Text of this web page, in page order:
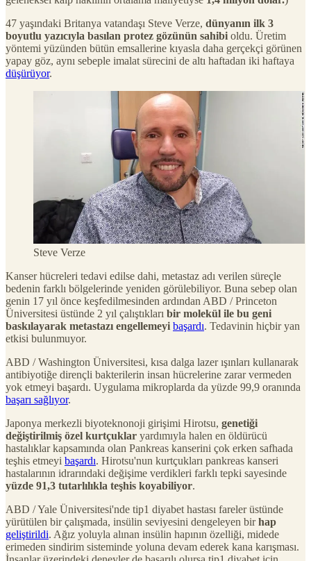
47 yaşındaki Britanya vatandaşı Steve Verze, dünyanın ilk 3
boyutlu yazıcıyla basılan protez gözünün sahibi oldu. Üretim
yöntemi yüzünden bütün emsallerine kıyasla daha gerçekçi görünen
yapay göz, aynı sebeple imalat sürecini de altı haftadan iki haftaya
düşürüyor.
Steve Verze
Kanser hücreleri tedavi edilse dahi, metastaz adı verilen süreçle
bedenin farklı bölgelerinde yeniden görülebiliyor. Buna sebep olan
genin 17 yıl önce keşfedilmesinden ardından ABD / Princeton
Üniversitesi üstünde 2 yıl çalıştıkları bir molekül ile bu geni
baskılayarak metastazı engellemeyi başardı. Tedavinin hiçbir yan
etkisi bulunmuyor.
ABD / Washington Üniversitesi, kısa dalga lazer ışınları kullanarak
antibiyotiğe dirençli bakterilerin insan hücrelerine zarar vermeden
yok etmeyi başardı. Uygulama mikroplarda da yüzde 99,9 oranında
başarı sağlıyor.
Japonya merkezli biyoteknonoji girişimi Hirotsu, genetiği
değiştirilmiş özel kurtçuklar yardımıyla halen en öldürücü
hastalıklar kapsamında olan Pankreas kanserini çok erken safhada
teşhis etmeyi başardı. Hirotsu'nun kurtçukları pankreas kanseri
hastalarının idrarındaki değişime verdikleri farklı tepki sayesinde
yüzde 91,3 tutarlılıkla teşhis koyabiliyor.
ABD / Yale Üniversitesi'nde tip1 diyabet hastası fareler üstünde
yürütülen bir çalışmada, insülin seviyesini dengeleyen birhap
geliştirildi. Ağız yoluyla alınan insülin hapının özelliği, midede
erimeden sindirim sisteminde yoluna devam ederek kana karışması.